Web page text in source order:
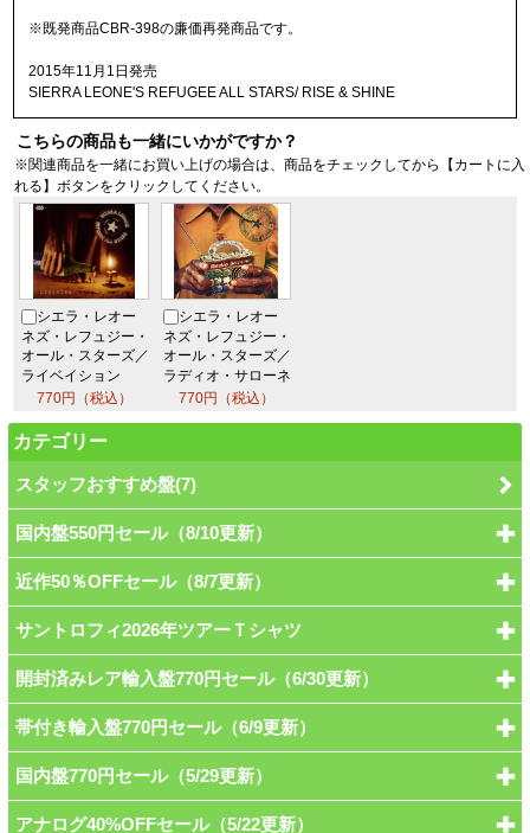
※既発商品CBR-398の廉価再発商品です。
2015年11月1日発売
SIERRA LEONE'S REFUGEE ALL STARS/ RISE & SHINE
こちらの商品も一緒にいかがですか？
※関連商品を一緒にお買い上げの場合は、商品をチェックしてから【カートに入
れる】ボタンをクリックしてください。
シエラ・レオー
ネズ・レフュジー・
オール・スターズ／
ライベイション
770円（税込）
シエラ・レオー
ネズ・レフュジー・
オール・スターズ／
ラディオ・サロ ーネ
770円（税込）
カテゴリー
スタッフおすすめ盤(7)
国内盤550円セール（8/10更新）
近作50％OFFセール（8/7更新）
サントロフィ2026年ツアーＴシャツ
開封済みレア輸入盤770円セール（6/30更新）
帯付き輸入盤770円セール（6/9更新）
国内盤770円セール（5/29更新）
アナログ40%OFFセール（5/22更新）